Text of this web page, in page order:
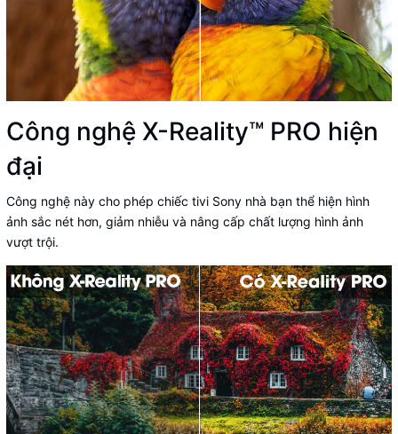
Công nghệ X-Reality™ PRO hiện
đại
Công nghệ này cho phép chiếc tivi Sony nhà bạn thể hiện hình
ảnh sắc nét hơn, giảm nhiễu và nâng cấp chất lượng hình ảnh
vượt trội.